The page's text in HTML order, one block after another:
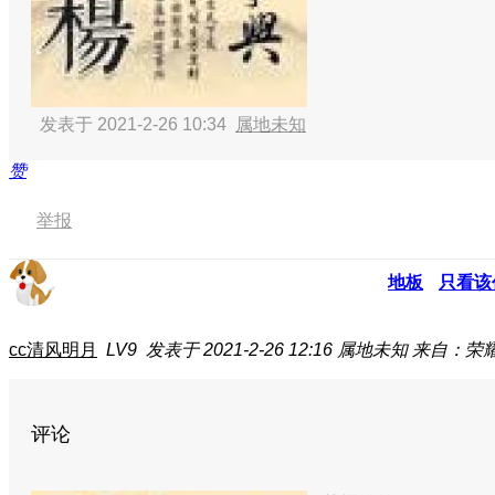
发表于 2021-2-26 10:34 属地未知
赞
举报
地板 只看
cc清风明月 LV9 发表于 2021-2-26 12:16 属地未知 来自：荣
评论